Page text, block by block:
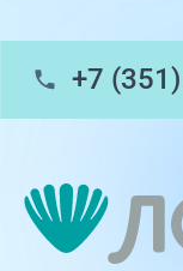
помощь)
г.
(ЦАОП)
+7